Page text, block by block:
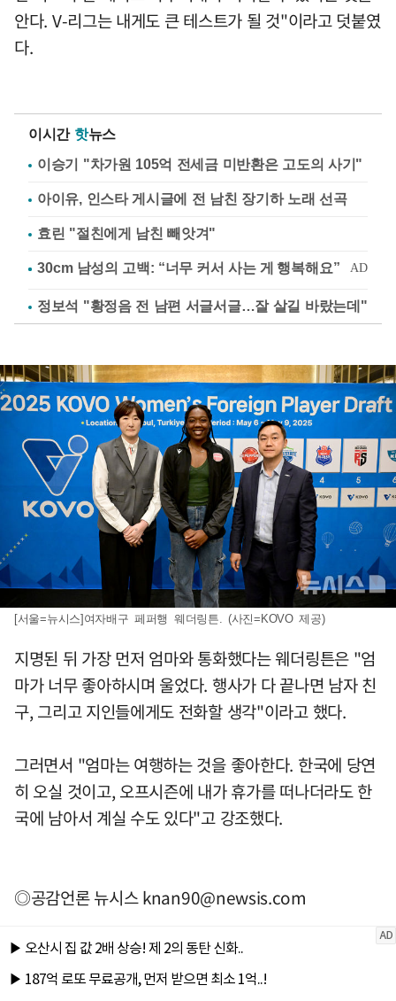
안다. V-리그는 내게도 큰 테스트가 될 것"이라고 덧붙였
다.
이시간 핫뉴스
이승기 "차가원 105억 전세금 미반환은 고도의 사기"
아이유, 인스타 게시글에 전 남친 장기하 노래 선곡
효린 "절친에게 남친 빼앗겨"
정보석 "황정음 전 남편 서글서글…잘 살길 바랐는데"
[서울=뉴시스]여자배구 페퍼행 웨더링튼. (사진=KOVO 제공)
지명된 뒤 가장 먼저 엄마와 통화했다는 웨더링튼은 "엄
마가 너무 좋아하시며 울었다. 행사가 다 끝나면 남자 친
구, 그리고 지인들에게도 전화할 생각"이라고 했다.
그러면서 "엄마는 여행하는 것을 좋아한다. 한국에 당연
히 오실 것이고, 오프시즌에 내가 휴가를 떠나더라도 한
국에 남아서 계실 수도 있다"고 강조했다.
◎공감언론 뉴시스knan90@newsis.com